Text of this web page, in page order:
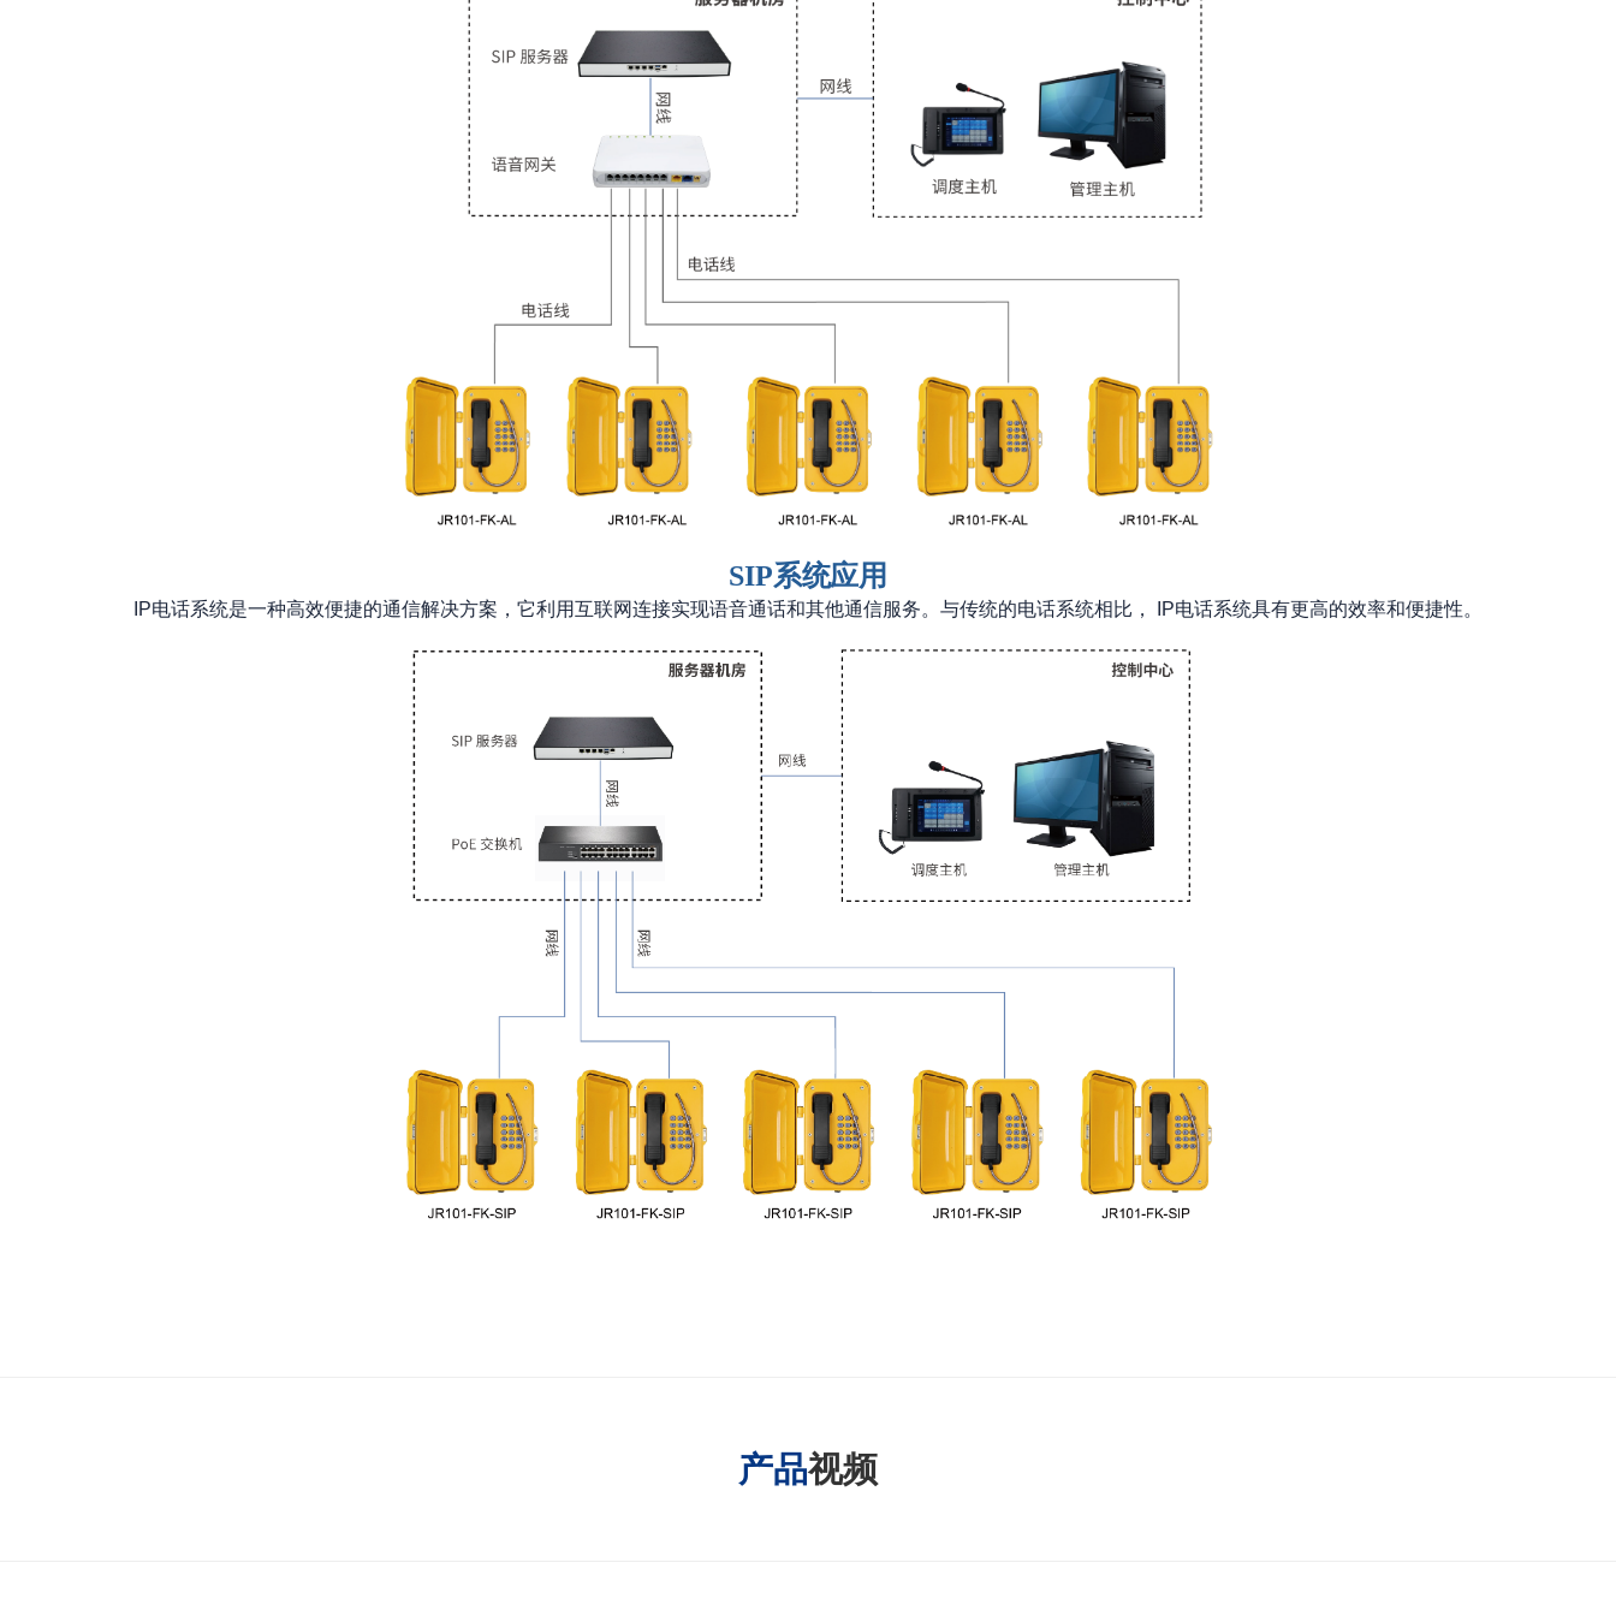
SIP系统应用
IP电话系统是一种高效便捷的通信解决方案，它利用互联网连接实现语音通话和其他通信服务。与传统的电话系统相比， IP电话系统具有更高的效率和便捷性。
产品视频